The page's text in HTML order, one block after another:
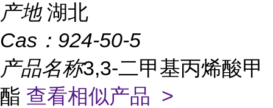
产地 湖北
Cas： 924-50-5
产品名称3,3-二甲基丙烯酸甲
酯 查看相似产品 >